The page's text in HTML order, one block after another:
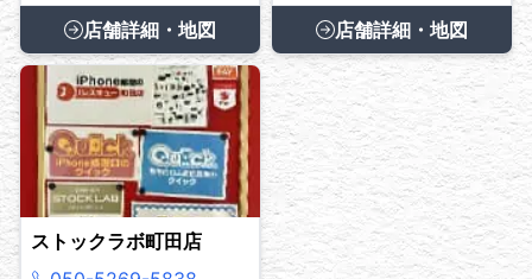
店舗詳細・地図 店舗詳細・地図
ストックラボ町田店